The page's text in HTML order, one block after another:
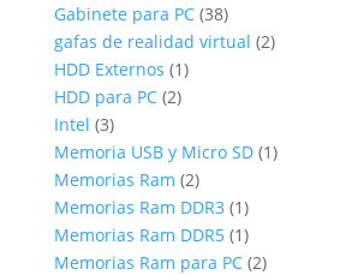
productos
Gabinete para PC 3838
productos
gafas de realidad virtual 22
HDD Externos 11
HDD para PC 22
Intel 33
productos
Memoria USB y Micro SD 11
Memorias Ram 22
productos
Memorias Ram DDR3 11
producto
Memorias Ram DDR5 11
producto
Memorias Ram para PC 22